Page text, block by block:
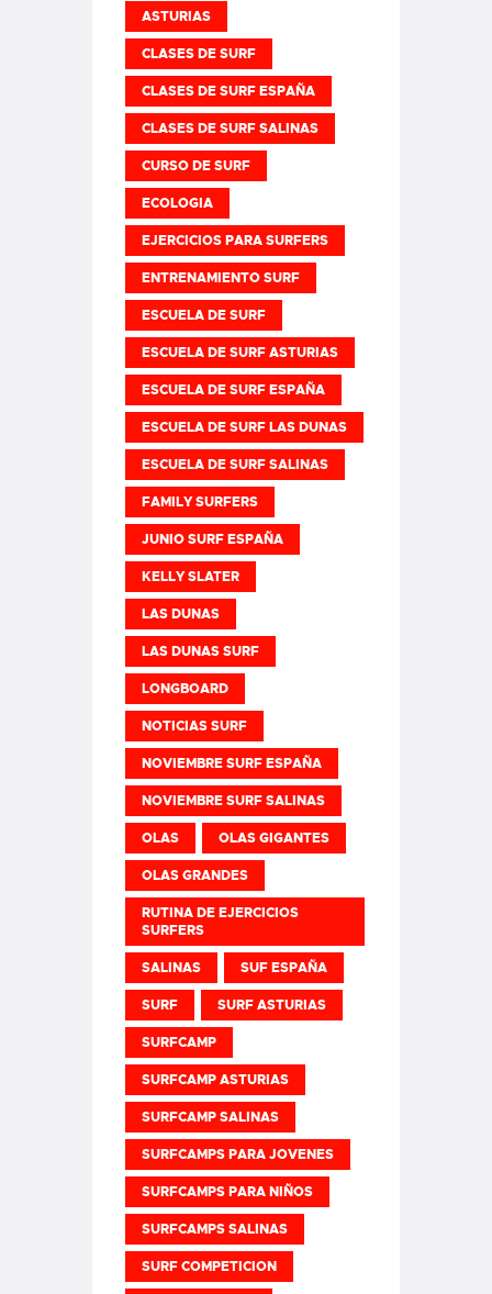
ASTURIAS
CLASES DE SURF
CLASES DE SURF ESPAÑA
CLASES DE SURF SALINAS
CURSO DE SURF
ECOLOGIA
EJERCICIOS PARA SURFERS
ENTRENAMIENTO SURF
ESCUELA DE SURF
ESCUELA DE SURF ASTURIAS
ESCUELA DE SURF ESPAÑA
ESCUELA DE SURF LAS DUNAS
ESCUELA DE SURF SALINAS
FAMILY SURFERS
JUNIO SURF ESPAÑA
KELLY SLATER
LAS DUNAS
LAS DUNAS SURF
LONGBOARD
NOTICIAS SURF
NOVIEMBRE SURF ESPAÑA
NOVIEMBRE SURF SALINAS
OLAS OLAS GIGANTES
OLAS GRANDES
RUTINA DE EJERCICIOS
SURFERS
SALINAS SUF ESPAÑA
SURF SURF ASTURIAS
SURFCAMP
SURFCAMP ASTURIAS
SURFCAMP SALINAS
SURFCAMPS PARA JOVENES
SURFCAMPS PARA NIÑOS
SURFCAMPS SALINAS
SURF COMPETICION